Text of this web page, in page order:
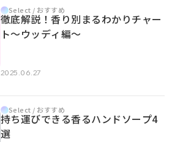
Select / おすすめ
徹底解説！香り別まるわかりチャー
ト～ウッディ編～
2025.06.27
Select / おすすめ
持ち運びできる香るハンドソープ4
選